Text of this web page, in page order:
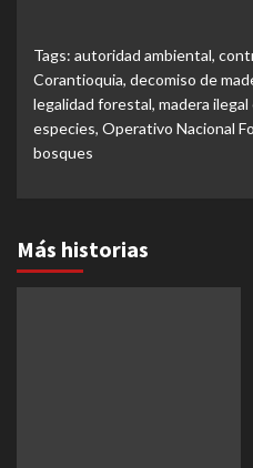
Tags: autoridad ambiental,
Corantioquia, decomiso de
legalidad forestal, madera
especies, Operativo Nacional
bosques
Más historias